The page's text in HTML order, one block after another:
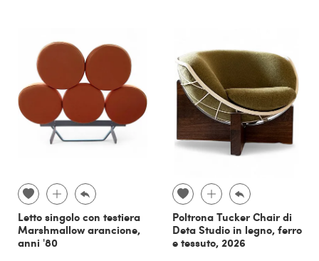
Letto singolo con testiera
Marshmallow arancione,
anni '80
Poltrona Tucker Chair di
Deta Studio in legno, ferro
e tessuto, 2026